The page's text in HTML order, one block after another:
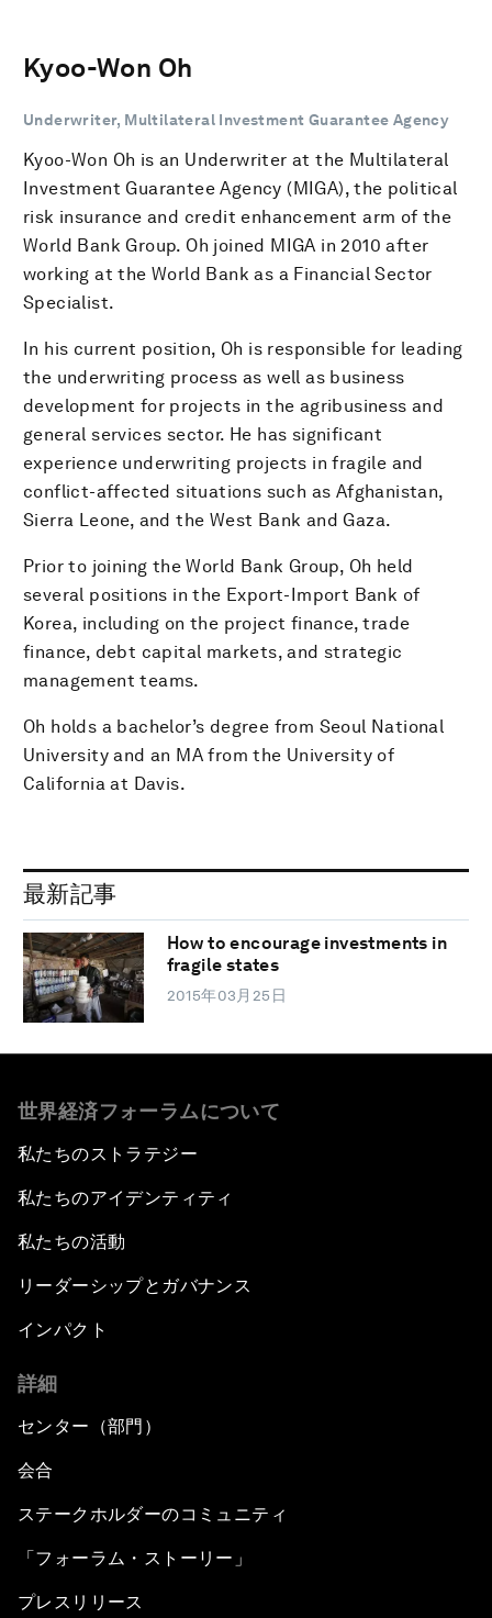
Kyoo-Won Oh
Underwriter, Multilateral Investment Guarantee Agency
Kyoo-Won Oh is an Underwriter at the Multilateral
Investment Guarantee Agency (MIGA), the political
risk insurance and credit enhancement arm of the
World Bank Group. Oh joined MIGA in 2010 after
working at the World Bank as a Financial Sector
Specialist.
In his current position, Oh is responsible for leading
the underwriting process as well as business
development for projects in the agribusiness and
general services sector. He has significant
experience underwriting projects in fragile and
conflict-affected situations such as Afghanistan,
Sierra Leone, and the West Bank and Gaza.
Prior to joining the World Bank Group, Oh held
several positions in the Export-Import Bank of
Korea, including on the project finance, trade
finance, debt capital markets, and strategic
management teams.
Oh holds a bachelor’s degree from Seoul National
University and an MA from the University of
California at Davis.
最新記事
How to encourage investments in
fragile states
2015年03月25日
世界経済フォーラムについて
私たちのストラテジー
私たちのアイデンティティ
私たちの活動
リーダーシップとガバナンス
インパクト
詳細
センター（部門）
会合
ステークホルダーのコミュニティ
「フォーラム・ストーリー」
プレスリリース